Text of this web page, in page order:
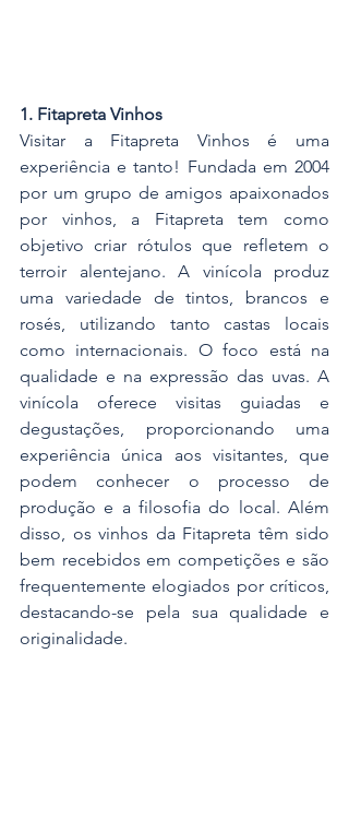
1. Fitapreta Vinhos
Visitar a Fitapreta Vinhos é uma
experiência e tanto! Fundada em 2004
por um grupo de amigos apaixonados
por vinhos, a Fitapreta tem como
objetivo criar rótulos que refletem o
terroir alentejano. A vinícola produz
uma variedade de tintos, brancos e
rosés, utilizando tanto castas locais
como internacionais. O foco está na
qualidade e na expressão das uvas. A
vinícola oferece visitas guiadas e
degustações, proporcionando uma
experiência única aos visitantes, que
podem conhecer o processo de
produção e a filosofia do local. Além
disso, os vinhos da Fitapreta têm sido
bem recebidos em competições e são
frequentemente elogiados por críticos,
destacando-se pela sua qualidade e
originalidade.